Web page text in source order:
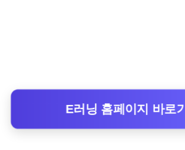
E러닝 홈페이지 바로